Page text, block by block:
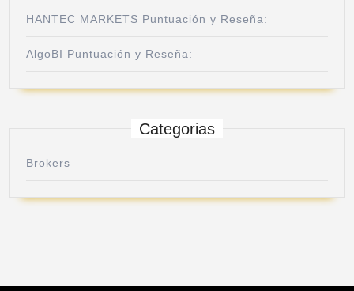
HANTEC MARKETS Puntuación y Reseña:
AlgoBI Puntuación y Reseña:
Categorias
Brokers